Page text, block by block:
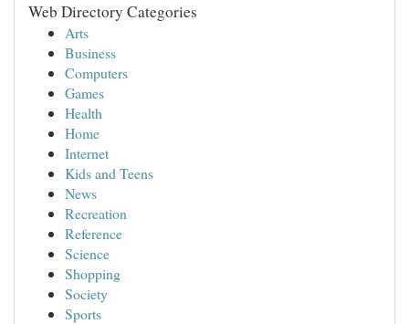
Web Directory Categories
Arts
Business
Computers
Games
Health
Home
Internet
Kids and Teens
News
Recreation
Reference
Science
Shopping
Society
Sports